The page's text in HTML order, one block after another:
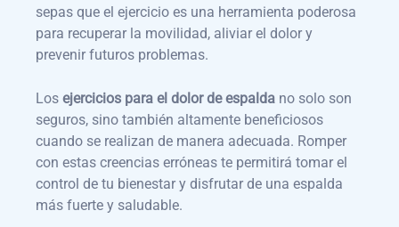
sepas que el ejercicio es una herramienta poderosa
para recuperar la movilidad, aliviar el dolor y
prevenir futuros problemas.
Los ejercicios para el dolor de espalda no solo son
seguros, sino también altamente beneficiosos
cuando se realizan de manera adecuada. Romper
con estas creencias erróneas te permitirá tomar el
control de tu bienestar y disfrutar de una espalda
más fuerte y saludable.